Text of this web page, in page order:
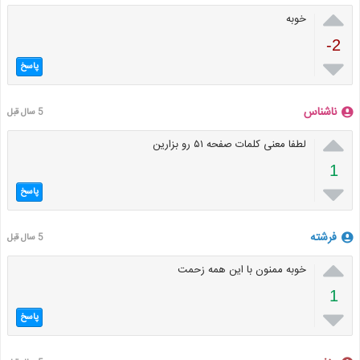

-2

خوبه
پاسخ
ناشناس 5 سال قبل

1

لطفا معنی کلمات صفحه ۵۱ رو بزارین
پاسخ
فرشته 5 سال قبل

1

خوبه ممنون با این همه زحمت
پاسخ